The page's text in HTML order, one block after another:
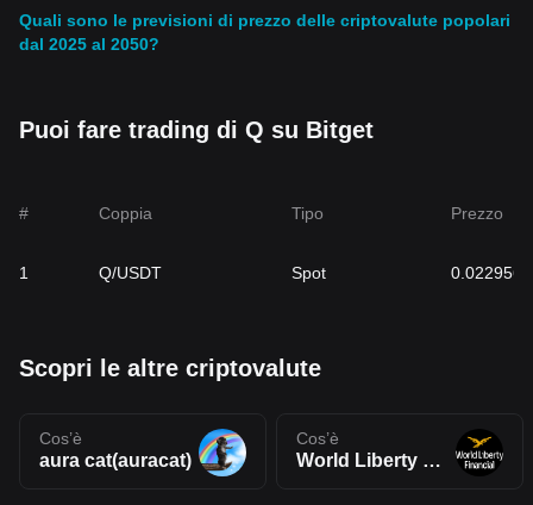
Quali sono le previsioni di prezzo delle criptovalute popolari
dal 2025 al 2050?
Puoi fare trading di Q su Bitget
# Coppia Tipo Prezzo
1 Q/USDT Spot 0.0229564
Scopri le altre criptovalute
Cos’è
aura cat(auracat)
Cos’è
World Liberty Ponzi(WLP)